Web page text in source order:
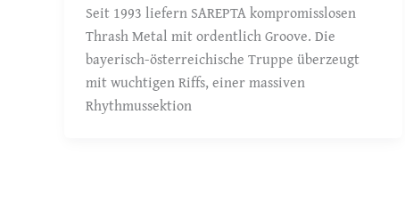
Seit 1993 liefern SAREPTA kompromisslosen
Thrash Metal mit ordentlich Groove. Die
bayerisch-österreichische Truppe überzeugt
mit wuchtigen Riffs, einer massiven
Rhythmussektion